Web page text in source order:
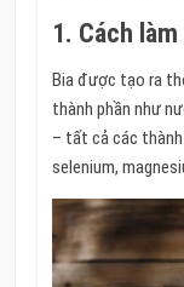
1. Cách
Bia được tạo ra
thành phần như
– tất cả các thành
selenium,